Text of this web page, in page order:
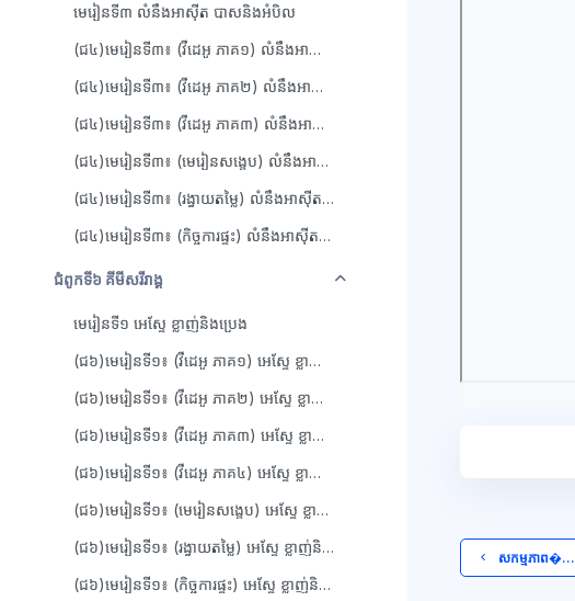
មេរៀនទី៣ លំនឹងអាស៊ីត បាសនិងអំបិល
(ជ៤)មេរៀនទី៣៖ (វីដេអូ ភាគ១) លំនឹងអាស៊ីត បាសនិងអំបិល
(ជ៤)មេរៀនទី៣៖ (វីដេអូ ភាគ២) លំនឹងអាស៊ីត បាសនិងអំបិល
(ជ៤)មេរៀនទី៣៖ (វីដេអូ ភាគ៣) លំនឹងអាស៊ីត បាសនិងអំបិល
(ជ៤)មេរៀនទី៣៖ (មេរៀនសង្ខេប) លំនឹងអាស៊ីត បាសនិងអំបិល
(ជ៤)មេរៀនទី៣៖ (រង្វាយតម្លៃ) លំនឹងអាស៊ីត បាសនិងអំបិល
(ជ៤)មេរៀនទី៣៖ (កិច្ចការផ្ទះ) លំនឹងអាស៊ីត បាសនិងអំបិល
ជំពូកទី៦ គីមីសរីរាង្គ វេញ
មេរៀនទី១ អេស្ទែ ខ្លាញ់និងប្រេង
(ជ៦)មេរៀនទី១៖ (វីដេអូ ភាគ១) អេស្ទែ ខ្លាញ់និងប្រេង
(ជ៦)មេរៀនទី១៖ (វីដេអូ ភាគ២) អេស្ទែ ខ្លាញ់និងប្រេង
(ជ៦)មេរៀនទី១៖ (វីដេអូ ភាគ៣) អេស្ទែ ខ្លាញ់និងប្រេង
(ជ៦)មេរៀនទី១៖ (វីដេអូ ភាគ៤) អេស្ទែ ខ្លាញ់និងប្រេង
(ជ៦)មេរៀនទី១៖ (មេរៀនសង្ខេប) អេស្ទែ ខ្លាញ់និងប្រេង
(ជ៦)មេរៀនទី១៖ (រង្វាយតម្លៃ) អេស្ទែ ខ្លាញ់និងប្រេង
(ជ៦)មេរៀនទី១៖ (កិច្ចការផ្ទះ) អេស្ទែ ខ្លាញ់និងប្រេង
  សកម្មភាព�...